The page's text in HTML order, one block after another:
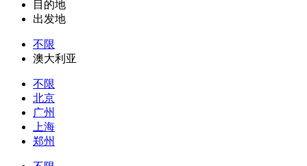
目的地
出发地
不限
澳大利亚
不限
北京
广州
上海
郑州